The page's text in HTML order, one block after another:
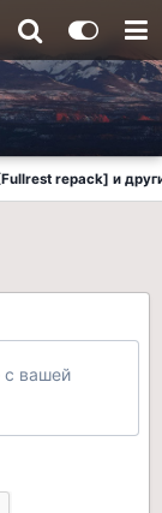
repack] и
с вашей